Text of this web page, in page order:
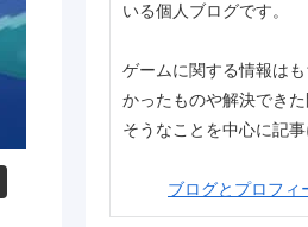
いる個人ブログです。
ゲームに関する情報は
かったものや解決でき
そうなことを中心に記事
ブログとプロフィ